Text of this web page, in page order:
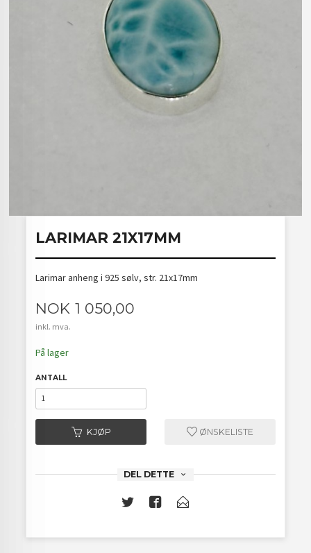
LARIMAR 21X17MM
Larimar anheng i 925 sølv, str. 21x17mm
Pris
NOK 1 050,00
inkl. mva.
På lager
ANTALL
KJØP ØNSKELISTE
DEL DETTE